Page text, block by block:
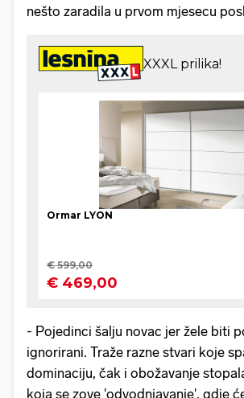
nešto zaradila u prvom mjesecu
- Pojedinci šalju novac jer žele biti
ignorirani. Traže razne stvari koje
dominaciju, čak i obožavanje
koja se zove 'odvodnjavanje', gdje